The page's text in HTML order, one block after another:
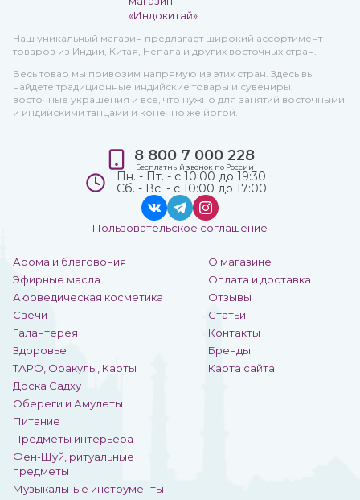
Наш уникальный магазин предлагает широкий ассортимент
товаров из Индии, Китая, Непала и других восточных стран.
Весь товар мы привозим напрямую из этих стран. Здесь вы
найдете традиционные индийские товары и сувениры,
восточные украшения и все, что нужно для занятий восточными
и индийскими танцами и конечно же йогой.
Арома и благовония
Эфирные масла
Аюрведическая косметика
Свечи
Галантерея
Здоровье
ТАРО, Оракулы, Карты
Доска Садху
Обереги и Амулеты
Питание
Предметы интерьера
Фен-Шуй, ритуальные
предметы
Музыкальные инструменты
О магазине
Оплата и доставка
Отзывы
Статьи
Контакты
Бренды
Карта сайта
8 800 7 000 228
Бесплатный звонок по России
Пн. - Пт. - с 10:00 до 19:30
Сб. - Вс. - с 10:00 до 17:00
Пользовательское соглашение